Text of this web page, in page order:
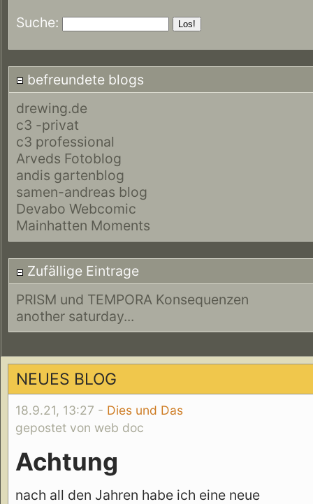
Suche:
befreundete blogs
drewing.de
c3 -privat
c3 professional
Arveds Fotoblog
andis gartenblog
samen-andreas blog
Devabo Webcomic
Mainhatten Moments
Zufällige Eintrage
PRISM und TEMPORA Konsequenzen
another saturday...
NEUES BLOG
18.9.21, 13:27 - Dies und Das
gepostet von web doc
Achtung
nach all den Jahren habe ich eine neue